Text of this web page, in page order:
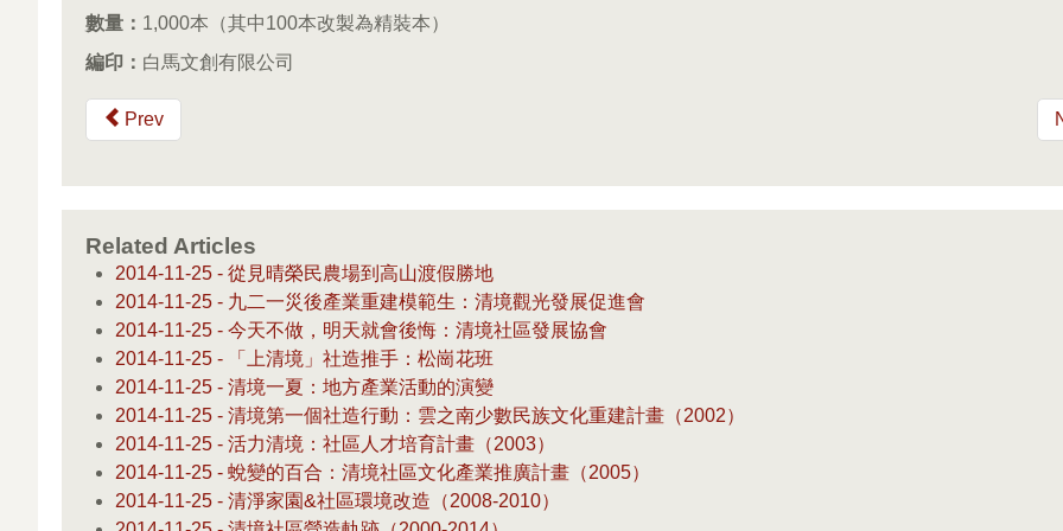
數量： 1,000本（其中100本改製為精裝本）
編印： 白馬文創有限公司
Prev
Related Articles
2014-11-25 - 從見晴榮民農場到高山渡假勝地
2014-11-25 - 九二一災後產業重建模範生：清境觀光發展促進會
2014-11-25 - 今天不做，明天就會後悔：清境社區發展協會
2014-11-25 - 「上清境」社造推手：松崗花班
2014-11-25 - 清境一夏：地方產業活動的演變
2014-11-25 - 清境第一個社造行動：雲之南少數民族文化重建計畫（2002）
2014-11-25 - 活力清境：社區人才培育計畫（2003）
2014-11-25 - 蛻變的百合：清境社區文化產業推廣計畫（2005）
2014-11-25 - 清淨家園&社區環境改造（2008-2010）